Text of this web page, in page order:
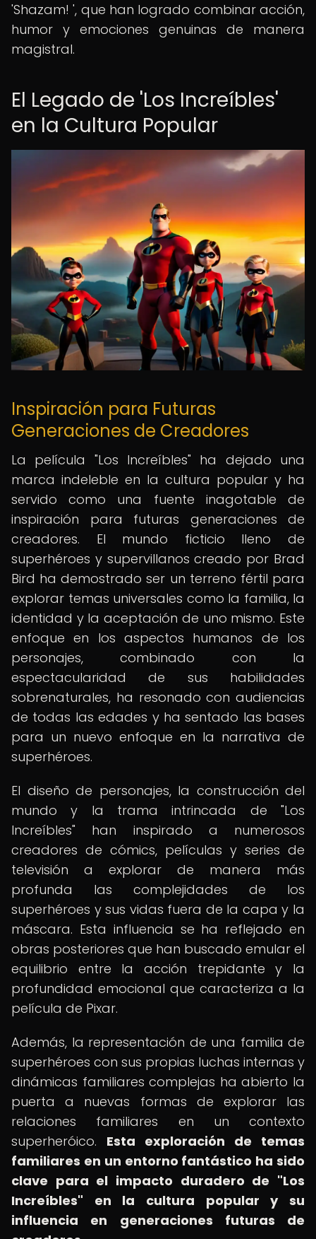
'Shazam! ', que han logrado combinar acción,
humor y emociones genuinas de manera
magistral.
El Legado de 'Los Increíbles'
en la Cultura Popular
Inspiración para Futuras
Generaciones de Creadores
La película "Los Increíbles" ha dejado una
marca indeleble en la cultura popular y ha
servido como una fuente inagotable de
inspiración para futuras generaciones de
creadores. El mundo ficticio lleno de
superhéroes y supervillanos creado por Brad
Bird ha demostrado ser un terreno fértil para
explorar temas universales como la familia, la
identidad y la aceptación de uno mismo. Este
enfoque en los aspectos humanos de los
personajes, combinado con la
espectacularidad de sus habilidades
sobrenaturales, ha resonado con audiencias
de todas las edades y ha sentado las bases
para un nuevo enfoque en la narrativa de
superhéroes.
El diseño de personajes, la construcción del
mundo y la trama intrincada de "Los
Increíbles" han inspirado a numerosos
creadores de cómics, películas y series de
televisión a explorar de manera más
profunda las complejidades de los
superhéroes y sus vidas fuera de la capa y la
máscara. Esta influencia se ha reflejado en
obras posteriores que han buscado emular el
equilibrio entre la acción trepidante y la
profundidad emocional que caracteriza a la
película de Pixar.
Además, la representación de una familia de
superhéroes con sus propias luchas internas y
dinámicas familiares complejas ha abierto la
puerta a nuevas formas de explorar las
relaciones familiares en un contexto
superheróico. Esta exploración de temas
familiares en un entorno fantástico ha sido
clave para el impacto duradero de "Los
Increíbles" en la cultura popular y su
influencia en generaciones futuras de